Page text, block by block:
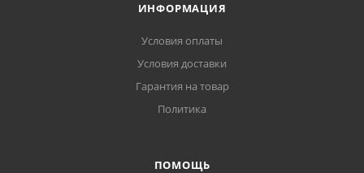
ИНФОРМАЦИЯ
Условия оплаты
Условия доставки
Гарантия на товар
Политика
ПОМОЩЬ